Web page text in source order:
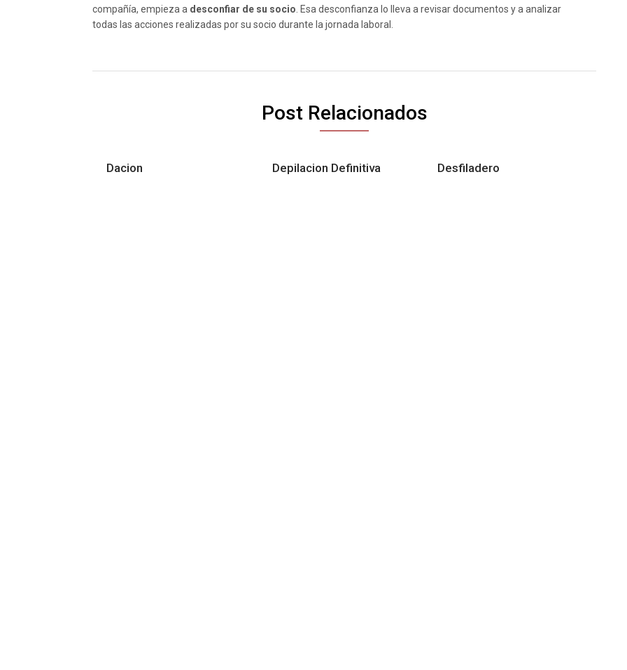
compañía, empieza a desconfiar de su socio . Esa desconfianza lo lleva a revisar documentos y a analizar
todas las acciones realizadas por su socio durante la jornada laboral.
Post Relacionados
Dacion Depilacion Definitiva Desfiladero